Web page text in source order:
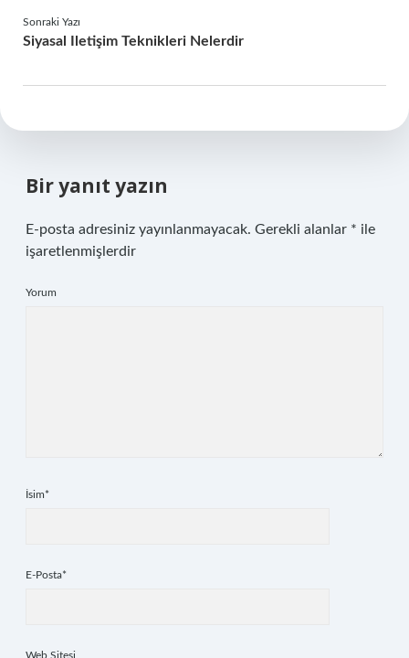
Sonraki Yazı
Siyasal Iletişim Teknikleri Nelerdir
Bir yanıt yazın
E-posta adresiniz yayınlanmayacak. Gerekli alanlar * ile
işaretlenmişlerdir
Yorum
İsim*
E-Posta*
Web Sitesi